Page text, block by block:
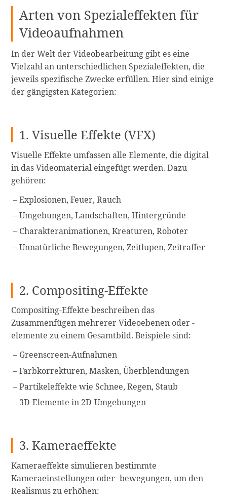
Arten von Spezialeffekten für
Videoaufnahmen
In der Welt der Videobearbeitung gibt es eine
Vielzahl an unterschiedlichen Spezialeffekten, die
jeweils spezifische Zwecke erfüllen. Hier sind einige
der gängigsten Kategorien:
1. Visuelle Effekte (VFX)
Visuelle Effekte umfassen alle Elemente, die digital
in das Videomaterial eingefügt werden. Dazu
gehören:
Explosionen, Feuer, Rauch
Umgebungen, Landschaften, Hintergründe
Charakteranimationen, Kreaturen, Roboter
Unnatürliche Bewegungen, Zeitlupen, Zeitraffer
2. Compositing-Effekte
Compositing-Effekte beschreiben das
Zusammenfügen mehrerer Videoebenen oder -
elemente zu einem Gesamtbild. Beispiele sind:
Greenscreen-Aufnahmen
Farbkorrekturen, Masken, Überblendungen
Partikeleffekte wie Schnee, Regen, Staub
3D-Elemente in 2D-Umgebungen
3. Kameraeffekte
Kameraeffekte simulieren bestimmte
Kameraeinstellungen oder -bewegungen, um den
Realismus zu erhöhen: